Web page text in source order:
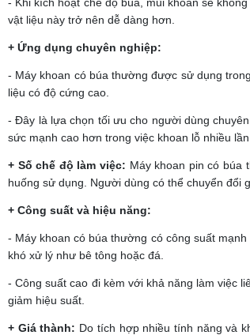
vật liệu này trở nên dễ dàng hơn.
+ Ứng dụng chuyên nghiệp:
- Máy khoan có búa thường được sử dụng
liệu có độ cứng cao.
- Đây là lựa chọn tối ưu cho người dùng
sức mạnh cao hơn trong việc khoan lỗ nhiều
+ Số chế độ làm việc: Máy khoan pin có búa
huống sử dụng. Người dùng có thể chuyển đổi
+ Công suất và hiệu năng:
- Máy khoan có búa thường có công suất
khó xử lý như bê tông hoặc đá.
- Công suất cao đi kèm với khả năng làm việc
giảm hiệu suất.
+ Giá thành: Do tích hợp nhiều tính năng và